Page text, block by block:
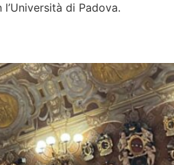
di Padova.